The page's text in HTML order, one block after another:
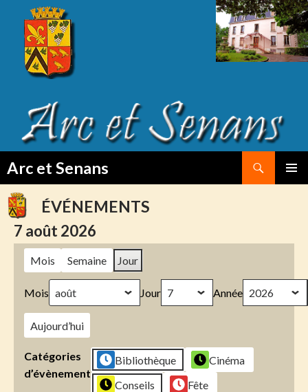
Arc et Senans
TO
CONTENTÉVÉNEMENTS
7 août 2026
Mois Semaine Jour
Mois Jour Année
Aujourd’hui
Catégories
d’évènement
Bibliothèque
Cinéma
Conseils
Fête